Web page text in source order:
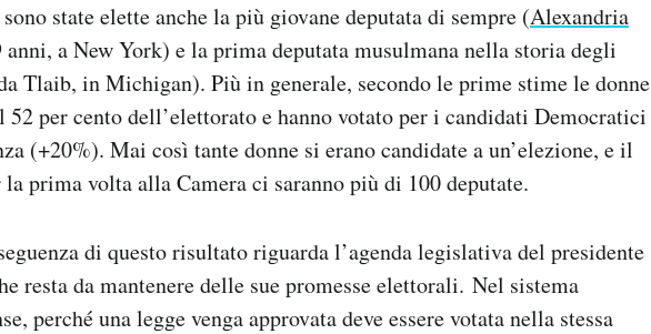
state elette anche la più giovane deputata di sempre (Alexandria
anni, a New York) e la prima deputata musulmana nella storia degli
Tlaib, in Michigan). Più in generale, secondo le prime stime le donne
52 per cento dell’elettorato e hanno votato per i candidati Democratici
(+20%). Mai così tante donne si erano candidate a un’elezione, e il
prima volta alla Camera ci saranno più di 100 deputate.
di questo risultato riguarda l’agenda legislativa del presidente
resta da mantenere delle sue promesse elettorali. Nel sistema
perché una legge venga approvata deve essere votata nella stessa